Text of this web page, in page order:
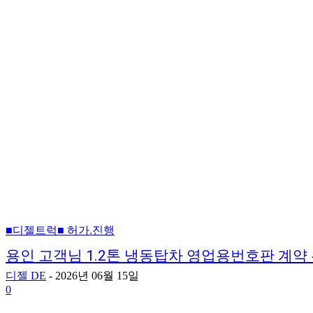
■디젤트럭■ 허가.진행
용인 고객님 1.2톤 냉동탑차 영업용번호판 계약
디젤 DE - 2026년 06월 15일
0